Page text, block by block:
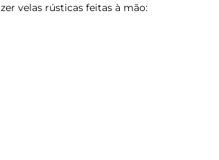
velas rústicas feitas à mão: